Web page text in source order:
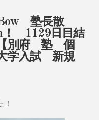
塾長散
！ 1129日目結
別府 塾 個
学入試 新規